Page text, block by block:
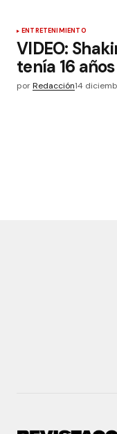
ENTRETENIMIENTO
VIDEO:
tenía 16
porRedacción14